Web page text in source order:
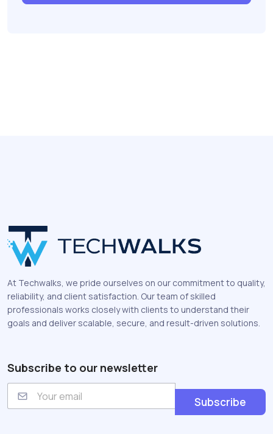
At Techwalks, we pride ourselves on our commitment to quality,
reliability, and client satisfaction. Our team of skilled
professionals works closely with clients to understand their
goals and deliver scalable, secure, and result-driven solutions.
Subscribe to our newsletter
E
a Subscribe